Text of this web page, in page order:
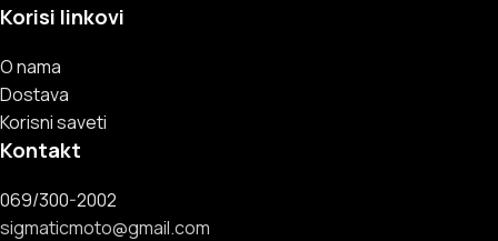
Korisi linkovi
O nama
Dostava
Korisni saveti
Kontakt
069/300-2002
sigmaticmoto@gmail.com